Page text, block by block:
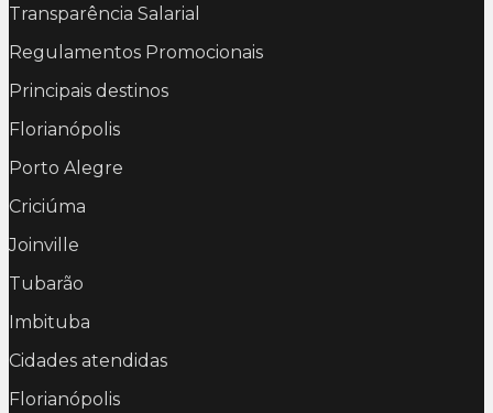
Transparência Salarial
Regulamentos Promocionais
Principais destinos
Florianópolis
Porto Alegre
Criciúma
Joinville
Tubarão
Imbituba
Cidades atendidas
Florianópolis